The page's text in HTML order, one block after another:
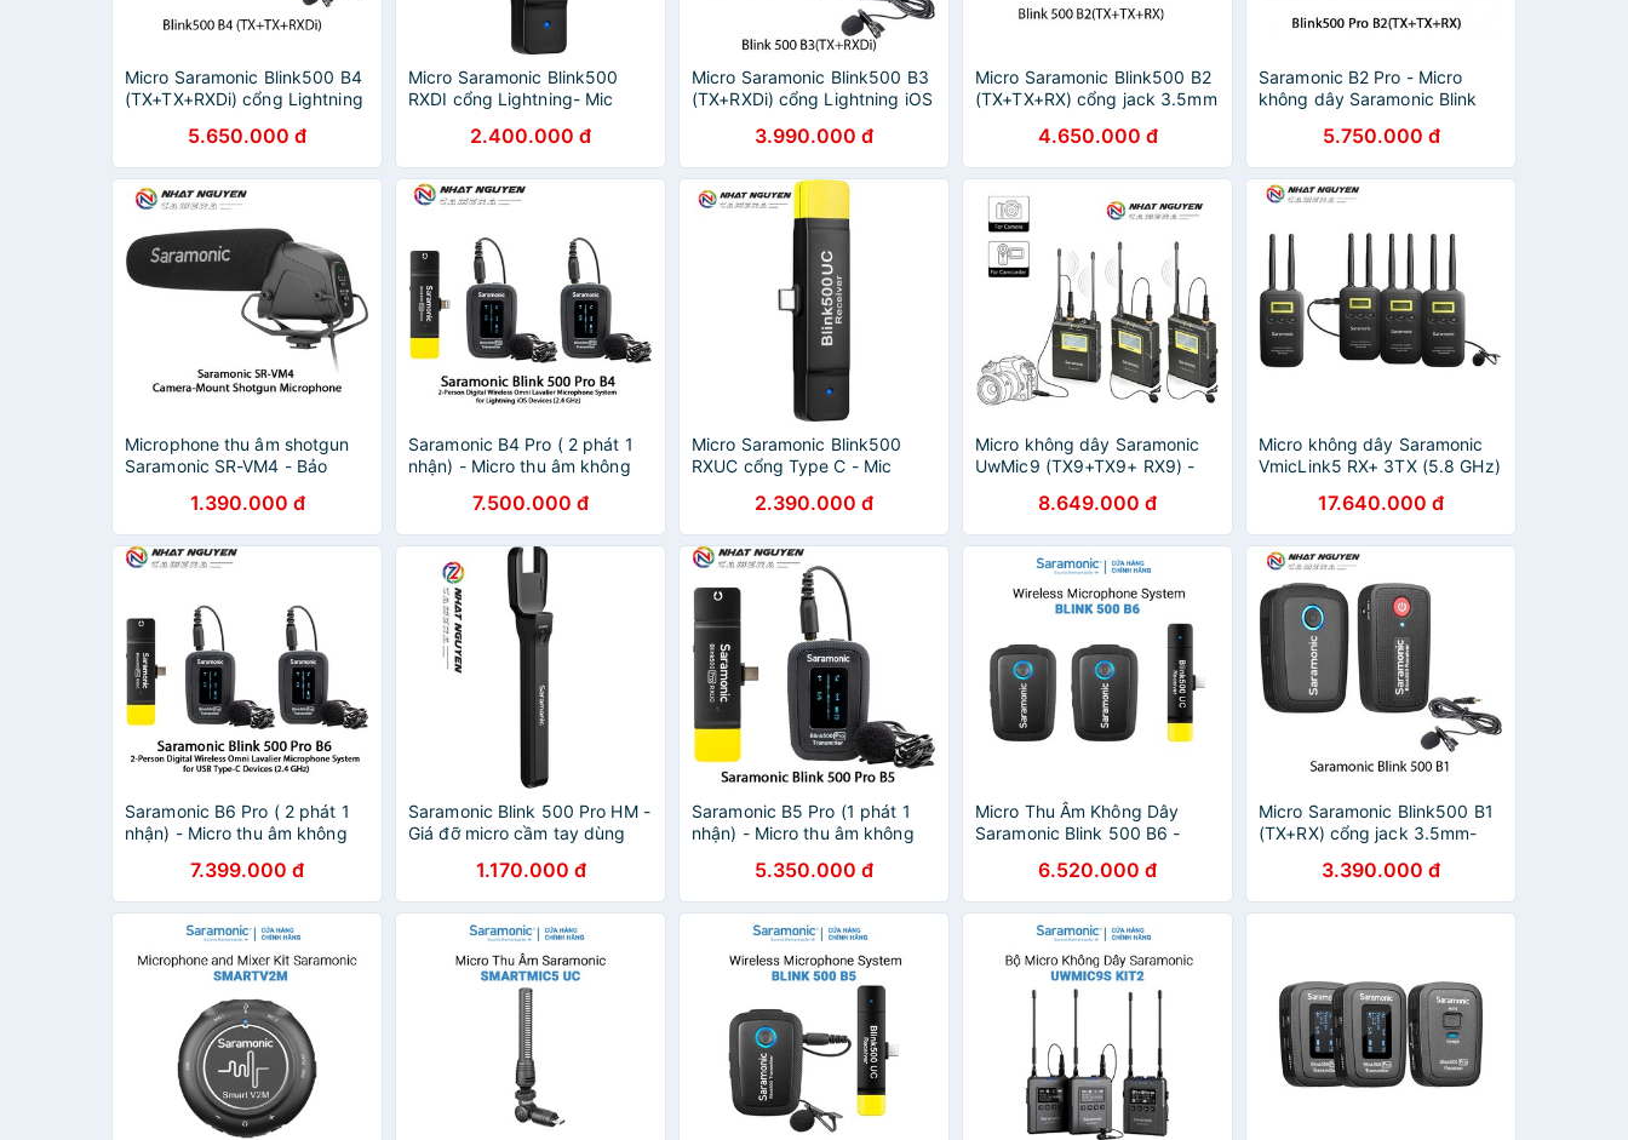
Micro Saramonic Blink500 B4
(TX+TX+RXDi) cổng Lightning
- Bảo hành 12 tháng
5.650.000 đ
Micro Saramonic Blink500
RXDI cổng Lightning- Mic
2.400.000 đ
Micro Saramonic Blink500 B3
(TX+RXDi) cổng Lightning iOS
Bảo hành 12 tháng
3.990.000 đ
Micro Saramonic Blink500 B2
(TX+TX+RX) cổng jack 3.5mm
Bảo hành 12 tháng
4.650.000 đ
Saramonic B2 Pro - Micro
không dây Saramonic Blink
5.750.000 đ
Microphone thu âm shotgun
Saramonic SR-VM4 - Bảo
1.390.000 đ
Saramonic B4 Pro ( 2 phát 1
nhận) - Micro thu âm không
Lightning dành cho iOS
7.500.000 đ
Micro Saramonic Blink500
RXUC cổng Type C - Mic
Bảo hành 12 tháng
2.390.000 đ
Micro không dây Saramonic
UwMic9 (TX9+TX9+ RX9) -
8.649.000 đ
Micro không dây Saramonic
VmicLink5 RX+ 3TX (5.8 GHz)
17.640.000 đ
Saramonic B6 Pro ( 2 phát 1
nhận) - Micro thu âm không
USB Type C - Bảo hành 12
tháng
7.399.000 đ
Saramonic Blink 500 Pro HM -
Giá đỡ micro cầm tay dùng
500 Pro TX1.170.000 đ
Saramonic B5 Pro (1 phát 1
nhận) - Micro thu âm không
USB Type C - Bảo hành 12
tháng
5.350.000 đ
Micro Thu Âm Không Dây
Saramonic Blink 500 B6 -
Android - Bảo Hành Chính
Hãng 24 Tháng
6.520.000 đ
Micro Saramonic Blink500 B1
(TX+RX) cổng jack 3.5mm-
hành 12 tháng3.390.000 đ